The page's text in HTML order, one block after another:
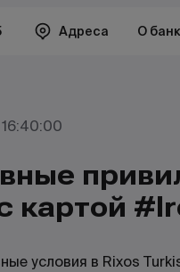
Адреса О
картой
условия в Rixos